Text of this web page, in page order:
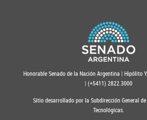
Honorable Senado de la Nación Argentina | Hipólito
| (+5411) 2822.3000
Sitio desarrollado por la Subdirección General
Tecnológicas.